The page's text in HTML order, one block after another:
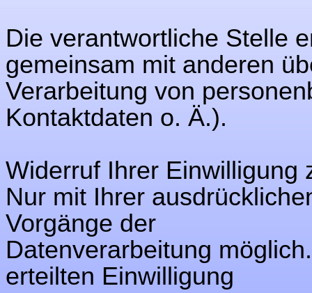
Die verantwortliche Stelle
gemeinsam mit anderen
Verarbeitung von
Kontaktdaten o. Ä.).
Widerruf Ihrer Einwilligung
Nur mit Ihrer
Vorgänge der
Datenverarbeitung
erteilten Einwilligung